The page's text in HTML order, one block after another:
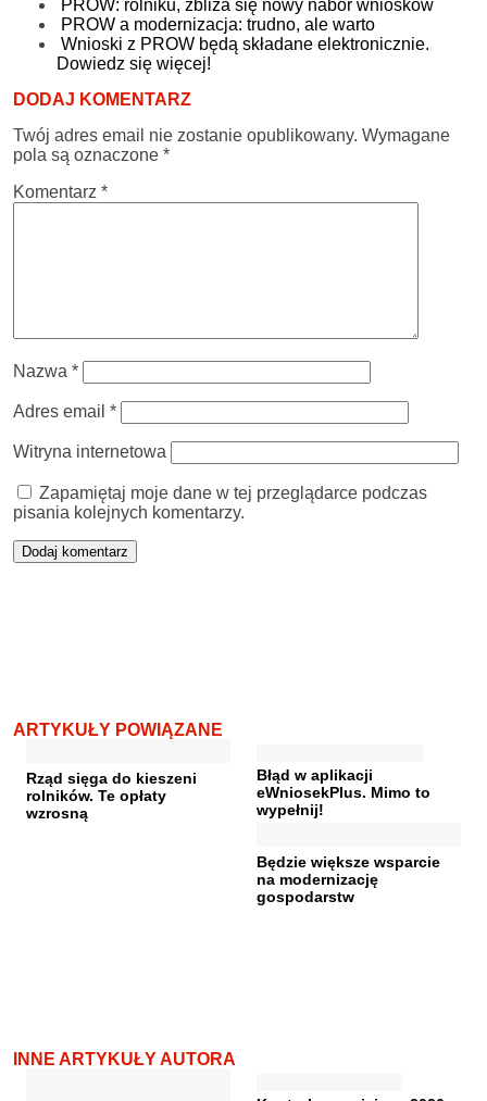
PROW: rolniku, zbliża się nowy nabór wniosków
PROW a modernizacja: trudno, ale warto
Wnioski z PROW będą składane elektronicznie.
Dowiedz się więcej!
DODAJ KOMENTARZ
Twój adres email nie zostanie opublikowany. Wymagane
pola są oznaczone *
Komentarz *
Nazwa *
Adres email *
Witryna internetowa
Zapamiętaj moje dane w tej przeglądarce podczas
pisania kolejnych komentarzy.
ARTYKUŁY POWIĄZANE
Rząd sięga do kieszeni
rolników. Te opłaty
wzrosną
Błąd w aplikacji
eWniosekPlus. Mimo to
wypełnij!
Będzie większe wsparcie
na modernizację
gospodarstw
INNE ARTYKUŁY AUTORA